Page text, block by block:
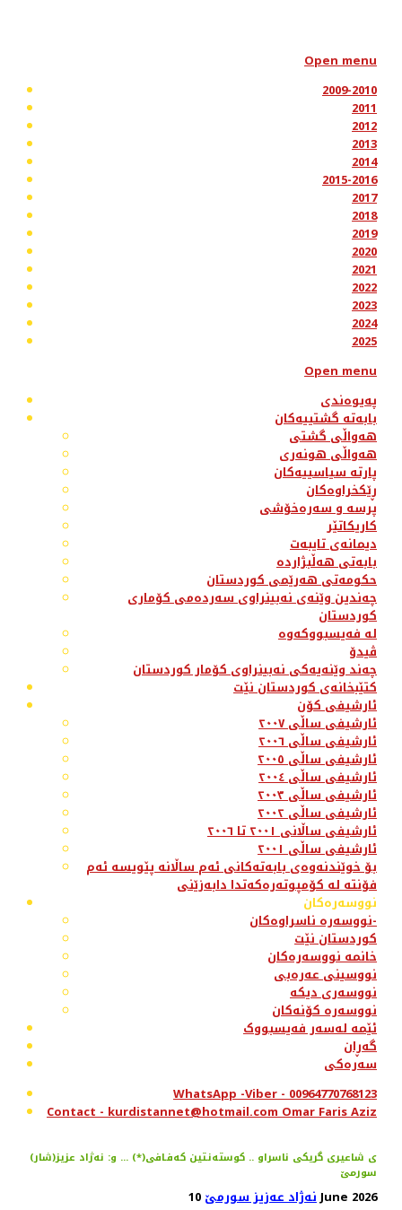
Open menu
2009-2010
2011
2012
2013
2014
2015-2016
2017
2018
2019
2020
2021
2022
2023
2024
2025
Open menu
پەیوەندی
بابەتە گشتییەکان
هەواڵی گشتی
هەواڵی هونەری
پارتە سیاسییەکان
ڕێکخراوەکان
پرسە و سەرەخۆشی
کاریکاتێر
دیمانەی تایبەت
بابەتی هەڵبژاردە
حکومەتی هەرێمی کوردستان
چەندین وێنەی نەبینراوی سەردەمی کۆماری
کوردستان
لە فەیسبووکەوە
ڤیدۆ
چەند وێنەیەکی نەبینراوی کۆمار کوردستان
کتێبخانەی کوردستان نێت
ئارشیفی کۆن
ئارشیفی ساڵی ٢٠٠٧
ئارشیفی ساڵی ٢٠٠٦
ئارشیفی ساڵی ٢٠٠٥
ئارشیفی ساڵی ٢٠٠٤
ئارشیفی ساڵی ٢٠٠٣
ئارشیفی ساڵی ٢٠٠٢
ئارشیفی ساڵانی ٢٠٠١ تا ٢٠٠٦
ئارشیفی ساڵی ٢٠٠١
بۆ خوێندنەوەی بابەتەکانی ئەم ساڵانە پێویسە ئەم
فۆنتە لە کۆمپوتەرەکەتدا دابەزێنی
نووسەرەکان
نووسەرە ناسراوەکان-
کوردستان نێت
خانمە نووسەرەکان
نووسینی عەرەبی
نووسەری دیکە
نووسەرە کۆنەکان
ئێمە لەسەر فەیسبووک
گەڕان
سەرەکی
WhatsApp -Viber - 00964770768123
Contact - kurdistannet@hotmail.com Omar Faris Aziz
(شار)ی شاعیری گریكی ناسراو .. كوسته‌نـتین كه‌فـافی(*) ... و: نه‌ژاد عزیز
سورمێ
نەژاد عەزیز سورمێ10 June 2026